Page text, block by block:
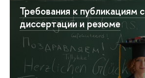
Требования к публикациям
диссертации и резюме